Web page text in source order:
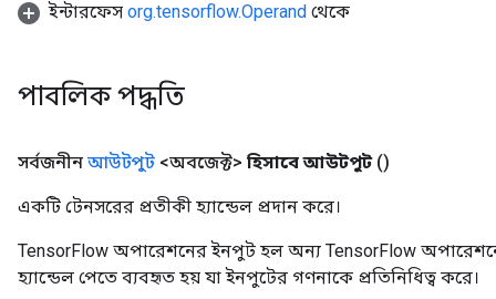
ইন্টারফেস org.tensorflow.Operand থেকে
পাবলিক পদ্ধতি
সর্বজনীন আউটপুট <অবজেক্ট> হিসাবে আউটপুট ()
একটি টেনসরের প্রতীকী হ্যান্ডেল প্রদান করে।
TensorFlow অপারেশনের ইনপুট হল অন্য TensorFlow
হ্যান্ডেল পেতে ব্যবহৃত হয় যা ইনপুটের গণনাকে প্রতিনিধিত্ব করে।